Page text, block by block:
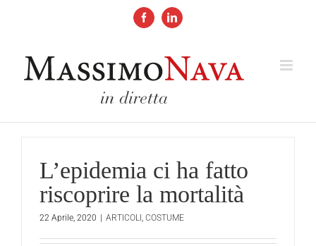
FacebookLinkedIn
L’epidemia ci ha fatto
riscoprire la mortalità
22 Aprile, 2020 | ARTICOLI COSTUME